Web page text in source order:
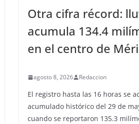
Otra cifra récord:
acumula 134.4
en el centro de
agosto 8, 2026 Redaccion
El registro hasta las 16 horas se
acumulado histórico del 29 de
cuando se reportaron 135.3